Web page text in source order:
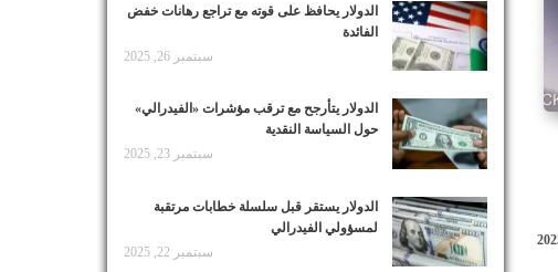
الدولار يحافظ على قوته مع تراجع رهانات خفض
الفائدة
سبتمبر 26, 2025
الدولار يتأرجح مع ترقب مؤشرات «الفيدرالي»
حول السياسة النقدية
سبتمبر 23, 2025
الدولار يستقر قبل سلسلة خطابات مرتقبة
لمسؤولي الفيدرالي
سبتمبر 22, 2025